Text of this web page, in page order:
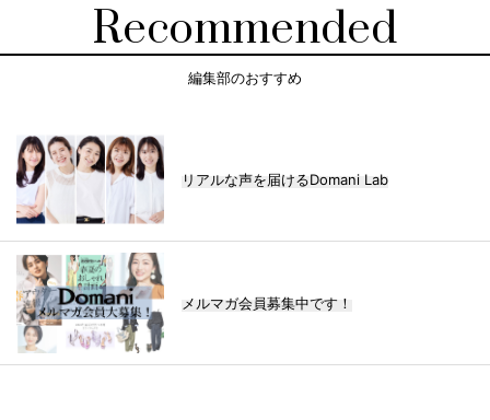
Recommended
編集部のおすすめ
リアルな声を届けるDomani Lab
メルマガ会員募集中です！